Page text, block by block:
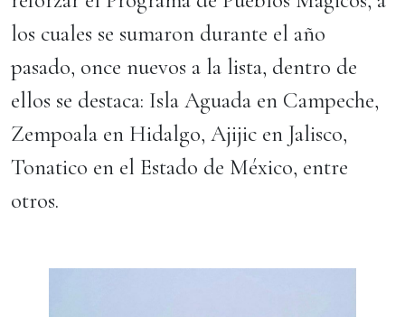
los cuales se sumaron durante el año
pasado, once nuevos a la lista, dentro de
ellos se destaca: Isla Aguada en Campeche,
Zempoala en Hidalgo, Ajijic en Jalisco,
Tonatico en el Estado de México, entre
otros.